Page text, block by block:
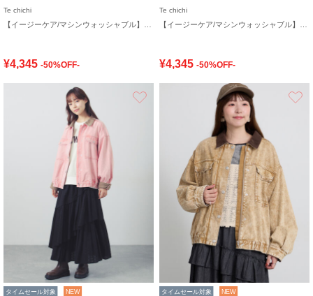
Te chichi
¥4,345 -50%OFF-
Te chichi
¥4,345 -50%OFF-
タイムセール対象 NEW タイムセール対象 NEW